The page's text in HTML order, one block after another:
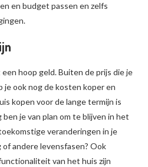
en budget passen en zelfs
hoop geld. Buiten de prijs die je
ook nog de kosten koper en
kopen voor de lange termijn is
je van plan om te blijven in het
veranderingen in je
andere levensfasen? Ook
van het huis zijn